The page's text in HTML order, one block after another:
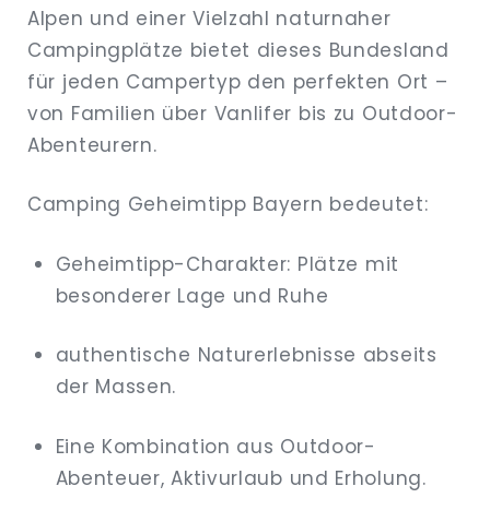
Alpen und einer Vielzahl naturnaher
Campingplätze bietet dieses Bundesland
für jeden Campertyp den perfekten Ort –
von Familien über Vanlifer bis zu Outdoor-
Abenteurern.
Camping Geheimtipp Bayern bedeutet:
Geheimtipp-Charakter: Plätze mit
besonderer Lage und Ruhe
authentische Naturerlebnisse abseits
der Massen.
Eine Kombination aus Outdoor-
Abenteuer, Aktivurlaub und Erholung.